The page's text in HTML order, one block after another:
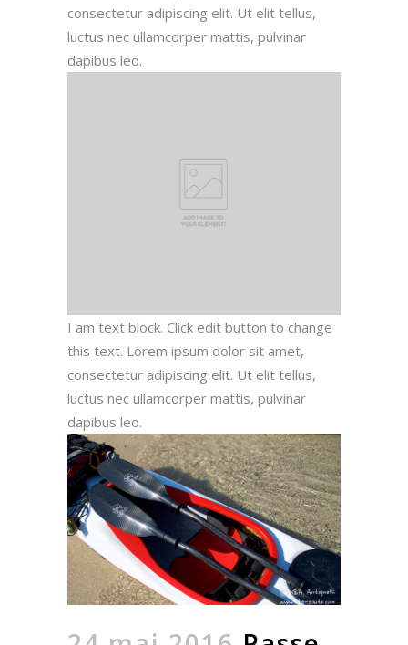
consectetur adipiscing elit. Ut elit tellus,
luctus nec ullamcorper mattis, pulvinar
dapibus leo.
I am text block. Click edit button to change
this text. Lorem ipsum dolor sit amet,
consectetur adipiscing elit. Ut elit tellus,
luctus nec ullamcorper mattis, pulvinar
dapibus leo.